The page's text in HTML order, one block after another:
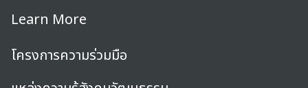
Learn More
โครงการความร่วมมือ